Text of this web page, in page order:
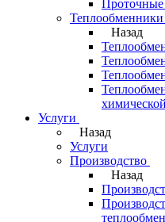
Проточные
Назад
Услуги
Назад
Услуги
Производство
Назад